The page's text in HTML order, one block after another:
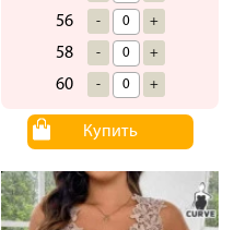
56 - +
58 - +
60 - +
Купить